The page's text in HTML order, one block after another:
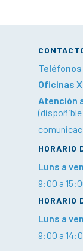
Oficinas
Atención
HORARIO
Luns a
9:00 a
HORARIO
Luns a
9:00 a